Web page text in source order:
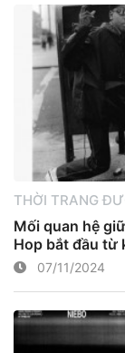
THỜI TRANG
Mối quan hệ
Hop bắt đầu từ
07/11/2024